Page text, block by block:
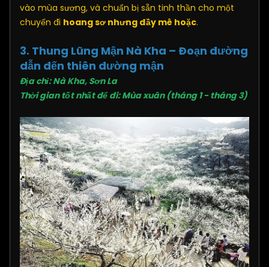
vào mùa sương, và chuẩn bị sẵn tinh thần cho một
chuyến đi hoang sơ nhưng đầy mê hoặc.
3. Thung Lũng Mận Nà Kha – Đoạn đường
dẫn đến thiên đường mận
Địa chỉ: Nà Kha, Sơn La
Thời gian tốt nhất để đi: Mùa xuân (tháng 1 - tháng 3)